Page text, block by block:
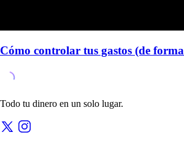
Cómo controlar tus gastos (de
Todo tu dinero en un solo lugar.